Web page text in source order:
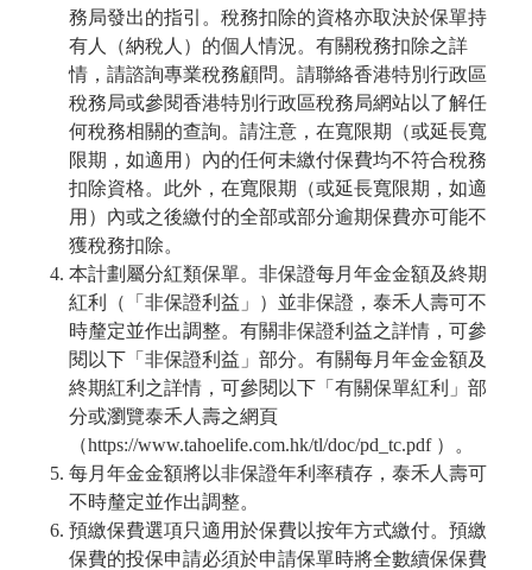
務局發出的指引。稅務扣除的資格亦取決於保單持
有人（納稅人）的個人情況。有關稅務扣除之詳
情，請諮詢專業稅務顧問。請聯絡香港特別行政區
稅務局或參閱香港特別行政區稅務局網站以了解任
何稅務相關的查詢。請注意，在寬限期（或延長寬
限期，如適用）內的任何未繳付保費均不符合稅務
扣除資格。此外，在寬限期（或延長寬限期，如適
用）內或之後繳付的全部或部分逾期保費亦可能不
獲稅務扣除。
本計劃屬分紅類保單。非保證每月年金金額及終期
紅利（「非保證利益」）並非保證，泰禾人壽可不
時釐定並作出調整。有關非保證利益之詳情，可參
閱以下「非保證利益」部分。有關每月年金金額及
終期紅利之詳情，可參閱以下「有關保單紅利」部
分或瀏覽泰禾人壽之網頁
（https://www.tahoelife.com.hk/tl/doc/pd_tc.pdf ）。
每月年金金額將以非保證年利率積存，泰禾人壽可
不時釐定並作出調整。
預繳保費選項只適用於保費以按年方式繳付。預繳
保費的投保申請必須於申請保單時將全數續保保費